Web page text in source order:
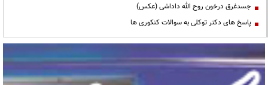
جسدغرق درخون روح الله داداشی (عکس)
پاسخ های دکتر توکلی به سوالات کنکوری ها